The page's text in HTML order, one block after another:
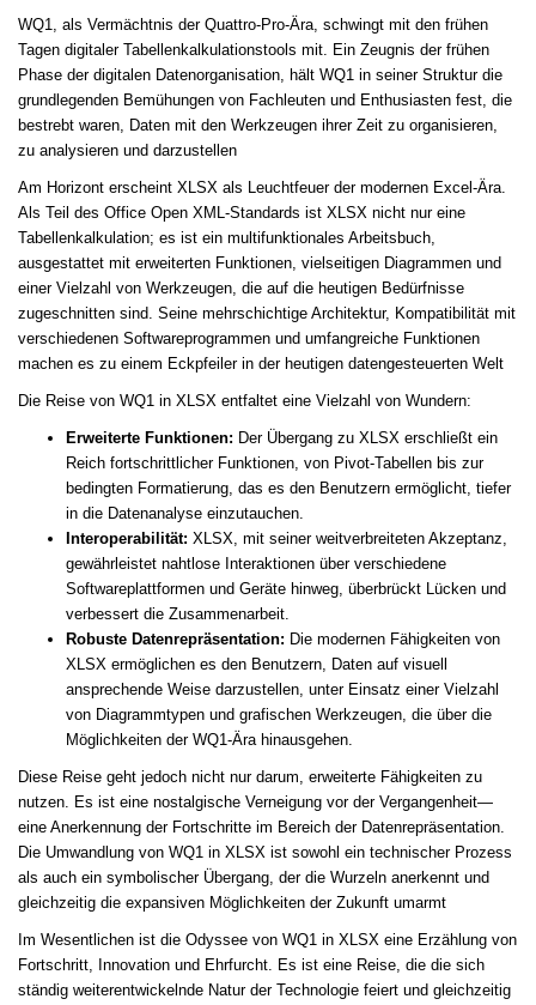
WQ1, als Vermächtnis der Quattro-Pro-Ära, schwingt mit den frühen
Tagen digitaler Tabellenkalkulationstools mit. Ein Zeugnis der frühen
Phase der digitalen Datenorganisation, hält WQ1 in seiner Struktur die
grundlegenden Bemühungen von Fachleuten und Enthusiasten fest, die
bestrebt waren, Daten mit den Werkzeugen ihrer Zeit zu organisieren,
zu analysieren und darzustellen
Am Horizont erscheint XLSX als Leuchtfeuer der modernen Excel-Ära.
Als Teil des Office Open XML-Standards ist XLSX nicht nur eine
Tabellenkalkulation; es ist ein multifunktionales Arbeitsbuch,
ausgestattet mit erweiterten Funktionen, vielseitigen Diagrammen und
einer Vielzahl von Werkzeugen, die auf die heutigen Bedürfnisse
zugeschnitten sind. Seine mehrschichtige Architektur, Kompatibilität mit
verschiedenen Softwareprogrammen und umfangreiche Funktionen
machen es zu einem Eckpfeiler in der heutigen datengesteuerten Welt
Die Reise von WQ1 in XLSX entfaltet eine Vielzahl von Wundern:
Erweiterte Funktionen: Der Übergang zu XLSX erschließt ein
Reich fortschrittlicher Funktionen, von Pivot-Tabellen bis zur
bedingten Formatierung, das es den Benutzern ermöglicht, tiefer
in die Datenanalyse einzutauchen.
Interoperabilität: XLSX, mit seiner weitverbreiteten Akzeptanz,
gewährleistet nahtlose Interaktionen über verschiedene
Softwareplattformen und Geräte hinweg, überbrückt Lücken und
verbessert die Zusammenarbeit.
Robuste Datenrepräsentation: Die modernen Fähigkeiten von
XLSX ermöglichen es den Benutzern, Daten auf visuell
ansprechende Weise darzustellen, unter Einsatz einer Vielzahl
von Diagrammtypen und grafischen Werkzeugen, die über die
Möglichkeiten der WQ1-Ära hinausgehen.
Diese Reise geht jedoch nicht nur darum, erweiterte Fähigkeiten zu
nutzen. Es ist eine nostalgische Verneigung vor der Vergangenheit—
eine Anerkennung der Fortschritte im Bereich der Datenrepräsentation.
Die Umwandlung von WQ1 in XLSX ist sowohl ein technischer Prozess
als auch ein symbolischer Übergang, der die Wurzeln anerkennt und
gleichzeitig die expansiven Möglichkeiten der Zukunft umarmt
Im Wesentlichen ist die Odyssee von WQ1 in XLSX eine Erzählung von
Fortschritt, Innovation und Ehrfurcht. Es ist eine Reise, die die sich
ständig weiterentwickelnde Natur der Technologie feiert und gleichzeitig